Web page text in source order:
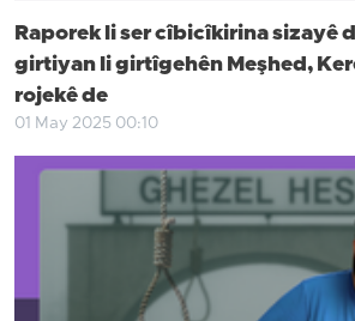
Raporek li ser cîbicîkirina sizayê
girtiyan li girtîgehên Meşhed,
rojekê de
01 May 2025 00:10